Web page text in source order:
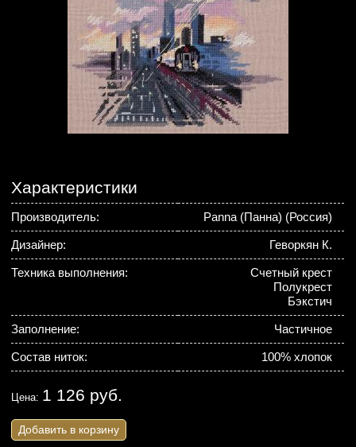
Характеристики
Производитель: Panna (Панна) (Россия)
Дизайнер: Геворкян К.
Техника выполнения:
Счетный крест
Полукрест
Бэкстич
Заполнение: Частичное
Состав ниток: 100% хлопок
Цена: 1 126 руб.
Добавить в корзину